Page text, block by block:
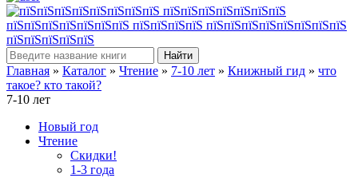
Найти
Главная » Каталог » Чтение » 7-10 лет » Книжный гид » что
такое? кто такой?
7-10 лет
Новый год
Чтение
Скидки!
1-3 года